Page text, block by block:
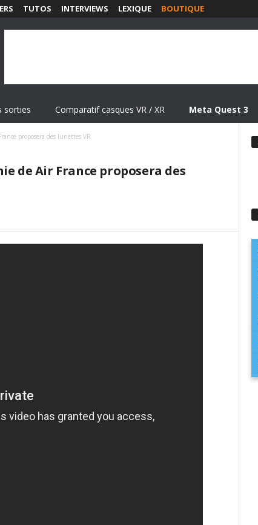
TUTOS INTERVIEWS LEXIQUE BOUTIQUE
sorties Comparatif casques VR / XR Meta Quest 3
proposera des lunettes VR
de Air France proposera des